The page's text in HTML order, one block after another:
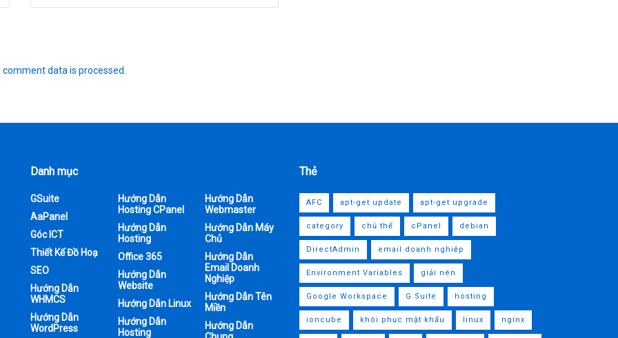
comment data is processed.
dài của mô tả bài
5 mins read 6 A A 0
Recommended .
Đổi DNS Google trên Macbook
05/03/2022 1.9K